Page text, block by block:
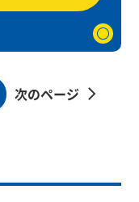
次のページ